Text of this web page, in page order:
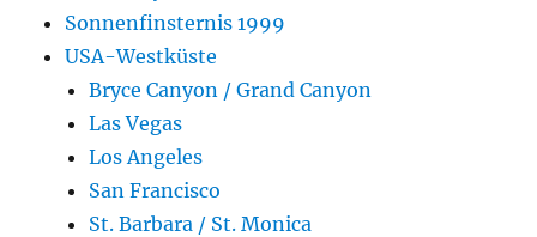
Sonnenfinsternis 1999
USA-Westküste
Bryce Canyon / Grand Canyon
Las Vegas
Los Angeles
San Francisco
St. Barbara / St. Monica